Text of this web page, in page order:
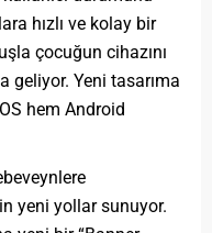
hızlı ve kolay bir
çocuğun cihazını
geliyor. Yeni tasarıma
hem Android
yeni yollar sunuyor.